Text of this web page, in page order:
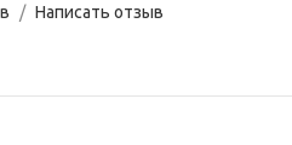
/ Написать отзыв